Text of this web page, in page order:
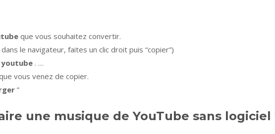
que vous souhaitez convertir.
dans le navigateur, faites un clic droit puis “copier”)
youtube . …
vous venez de copier.
”
une musique de YouTube sans logiciel